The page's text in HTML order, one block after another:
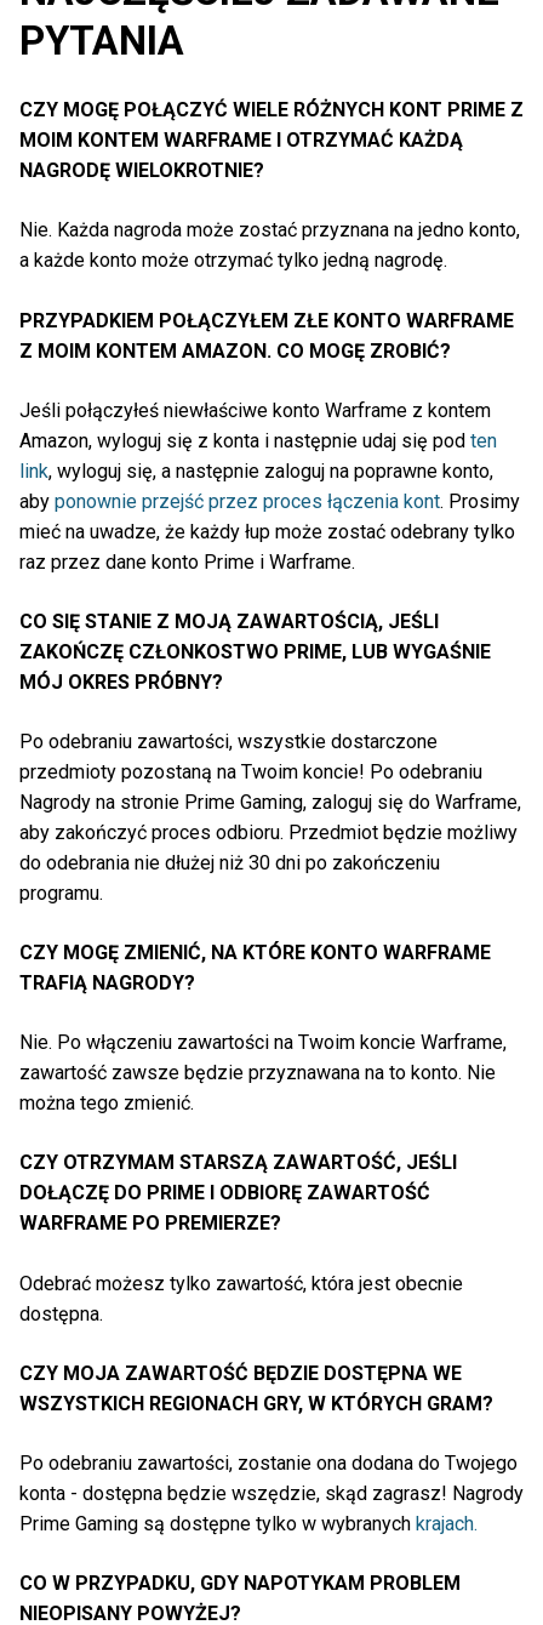
PYTANIA
CZY MOGĘ POŁĄCZYĆ WIELE RÓŻNYCH KONT PRIME Z
MOIM KONTEM WARFRAME I OTRZYMAĆ KAŻDĄ
NAGRODĘ WIELOKROTNIE?
Nie. Każda nagroda może zostać przyznana na jedno konto,
a każde konto może otrzymać tylko jedną nagrodę.
PRZYPADKIEM POŁĄCZYŁEM ZŁE KONTO WARFRAME
Z MOIM KONTEM AMAZON. CO MOGĘ ZROBIĆ?
Jeśli połączyłeś niewłaściwe konto Warframe z kontem
Amazon, wyloguj się z konta i następnie udaj się pod ten
link, wyloguj się, a następnie zaloguj na poprawne konto,
aby ponownie przejść przez proces łączenia kont. Prosimy
mieć na uwadze, że każdy łup może zostać odebrany tylko
raz przez dane konto Prime i Warframe.
CO SIĘ STANIE Z MOJĄ ZAWARTOŚCIĄ, JEŚLI
ZAKOŃCZĘ CZŁONKOSTWO PRIME, LUB WYGAŚNIE
MÓJ OKRES PRÓBNY?
Po odebraniu zawartości, wszystkie dostarczone
przedmioty pozostaną na Twoim koncie! Po odebraniu
Nagrody na stronie Prime Gaming, zaloguj się do Warframe,
aby zakończyć proces odbioru. Przedmiot będzie możliwy
do odebrania nie dłużej niż 30 dni po zakończeniu
programu.
CZY MOGĘ ZMIENIĆ, NA KTÓRE KONTO WARFRAME
TRAFIĄ NAGRODY?
Nie. Po włączeniu zawartości na Twoim koncie Warframe,
zawartość zawsze będzie przyznawana na to konto. Nie
można tego zmienić.
CZY OTRZYMAM STARSZĄ ZAWARTOŚĆ, JEŚLI
DOŁĄCZĘ DO PRIME I ODBIORĘ ZAWARTOŚĆ
WARFRAME PO PREMIERZE?
Odebrać możesz tylko zawartość, która jest obecnie
dostępna.
CZY MOJA ZAWARTOŚĆ BĘDZIE DOSTĘPNA WE
WSZYSTKICH REGIONACH GRY, W KTÓRYCH GRAM?
Po odebraniu zawartości, zostanie ona dodana do Twojego
konta - dostępna będzie wszędzie, skąd zagrasz! Nagrody
Prime Gaming są dostępne tylko w wybranych krajach.
CO W PRZYPADKU, GDY NAPOTYKAM PROBLEM
NIEOPISANY POWYŻEJ?